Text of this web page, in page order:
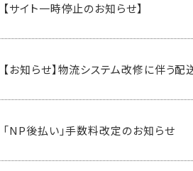
【サイト一時停止のお知らせ】
【お知らせ】物流システム改修に伴う
「NP後払い」手数料改定のお知らせ